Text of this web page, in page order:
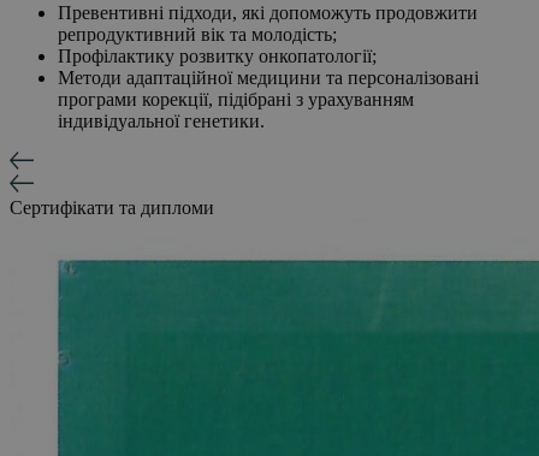
Превентивні підходи, які допоможуть продовжити
репродуктивний вік та молодість;
Профілактику розвитку онкопатології;
Методи адаптаційної медицини та персоналізовані
програми корекції, підібрані з урахуванням
індивідуальної генетики.
Сертифікати та дипломи